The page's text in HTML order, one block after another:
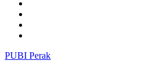
PUBI Perak